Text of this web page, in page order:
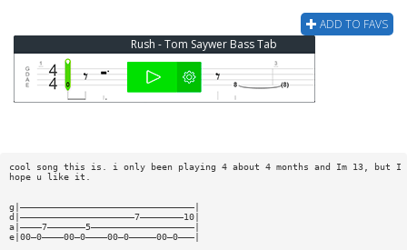
ADD TO FAVS
Rush - Tom Saywer Bass Tab
cool song this is. i only been playing 4 about 4 months and Im 13, but I
hope u like it.
g|————————————————————————————————|
d|—————————————————————7————————10|
a|————7———————5———————————————————|
e|00—0————00—0————00—0—————00—0———|